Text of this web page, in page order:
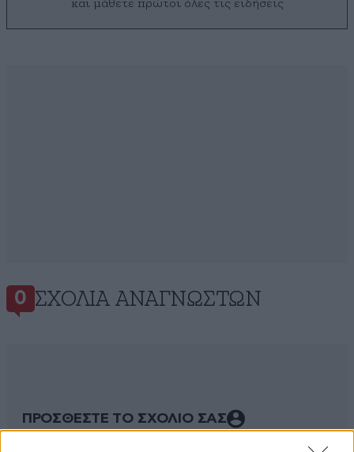
και μάθετε πρώτοι όλες τις ειδήσεις
0 ΣΧΌΛΙΑ ΑΝΑΓΝΩΣΤΏΝ
ΠΡΟΣΘΕΣΤΕ ΤΟ ΣΧΟΛΙΟ ΣΑΣ